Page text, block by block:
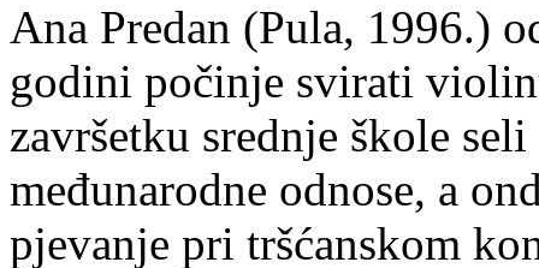
Ana Predan (Pula, 1996.)
godini počinje svirati
završetku srednje škole
međunarodne odnose, a
pjevanje pri tršćanskom